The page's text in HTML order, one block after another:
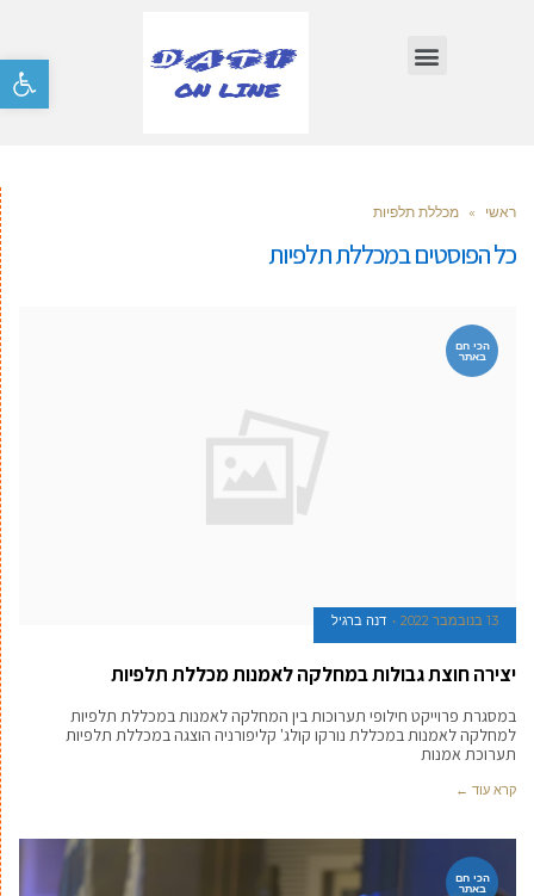
פתח
ראשי » מכללת תלפיות
כל הפוסטים במכללת תלפיות
הכי חם
באתר
13 בנובמבר 2022 דנה ברגיל
יצירה חוצת גבולות במחלקה לאמנות מכללת תלפיות
במסגרת פרוייקט חילופי תערוכות בין המחלקה לאמנות במכללת תלפיות
למחלקה לאמנות במכללת נורקו קולג' קליפורניה הוצגה במכללת תלפיות
תערוכת אמנות
קרא עוד ←
הכי חם
באתר